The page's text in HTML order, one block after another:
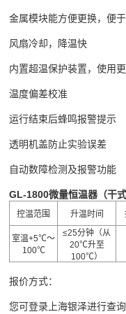
金属模块能方便更换，便
风扇冷却，降温快
内置超温保护装置，使用
温度偏差校准
运行结束后蜂鸣报警提示
透明机盖防止实验误差
自动数障检测及报警功能
GL-1800微量恒温器（干
控温范围 升温时间
室温+5℃～
100℃
≤25分钟 （从
20℃升至
100℃）
报价方式：
您可登录上海银泽进行查询